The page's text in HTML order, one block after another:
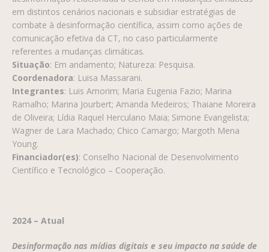
em distintos cenários nacionais e subsidiar estratégias de
combate à desinformação científica, assim como ações de
comunicação efetiva da CT, no caso particularmente
referentes a mudanças climáticas.
Situação: Em andamento; Natureza: Pesquisa.
Coordenadora: Luisa Massarani.
Integrantes: Luis Amorim; Maria Eugenia Fazio; Marina
Ramalho; Marina Jourbert; Amanda Medeiros; Thaiane Moreira
de Oliveira; Lídia Raquel Herculano Maia; Simone Evangelista;
Wagner de Lara Machado; Chico Camargo; Margoth Mena
Young.
Financiador(es): Conselho Nacional de Desenvolvimento
Científico e Tecnológico – Cooperação.
2024 – Atual
Desinformação nas mídias digitais e seu impacto na saúde de